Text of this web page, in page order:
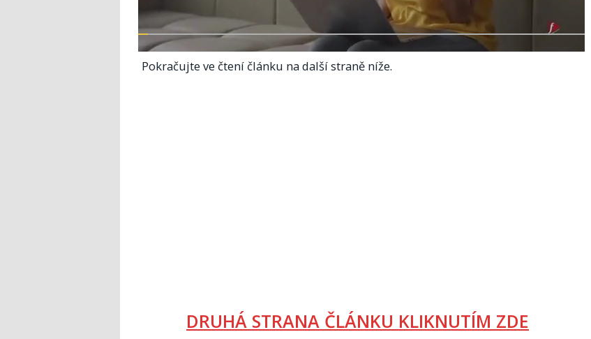
Pokračujte ve čtení článku na další straně níže.
DRUHÁ STRANA ČLÁNKU KLIKNUTÍM ZDE